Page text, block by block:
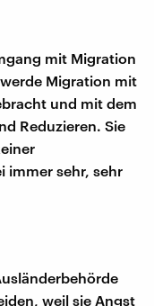
mit Migration
Migration mit
und mit dem
Reduzieren. Sie
immer sehr, sehr
weil sie Angst